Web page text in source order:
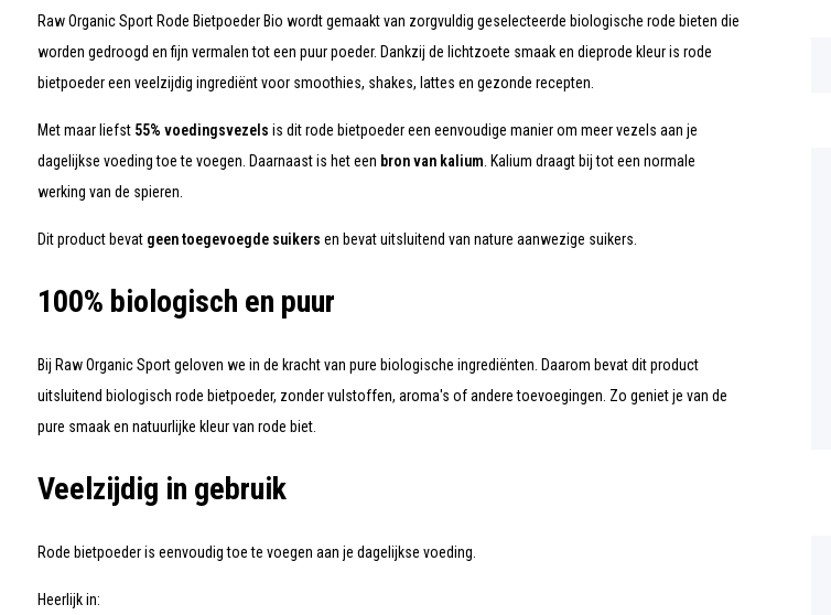
Raw Organic Sport Rode Bietpoeder Bio wordt gemaakt van zorgvuldig geselecteerde biologische rode bieten die
worden gedroogd en fijn vermalen tot een puur poeder. Dankzij de lichtzoete smaak en dieprode kleur is rode
bietpoeder een veelzijdig ingrediënt voor smoothies, shakes, lattes en gezonde recepten.
Met maar liefst 55% voedingsvezels is dit rode bietpoeder een eenvoudige manier om meer vezels aan je
dagelijkse voeding toe te voegen. Daarnaast is het een bron van kalium. Kalium draagt bij tot een normale
werking van de spieren.
Dit product bevat geen toegevoegde suikers en bevat uitsluitend van nature aanwezige suikers.
100% biologisch en puur
Bij Raw Organic Sport geloven we in de kracht van pure biologische ingrediënten. Daarom bevat dit product
uitsluitend biologisch rode bietpoeder, zonder vulstoffen, aroma's of andere toevoegingen. Zo geniet je van de
pure smaak en natuurlijke kleur van rode biet.
Veelzijdig in gebruik
Rode bietpoeder is eenvoudig toe te voegen aan je dagelijkse voeding.
Heerlijk in: